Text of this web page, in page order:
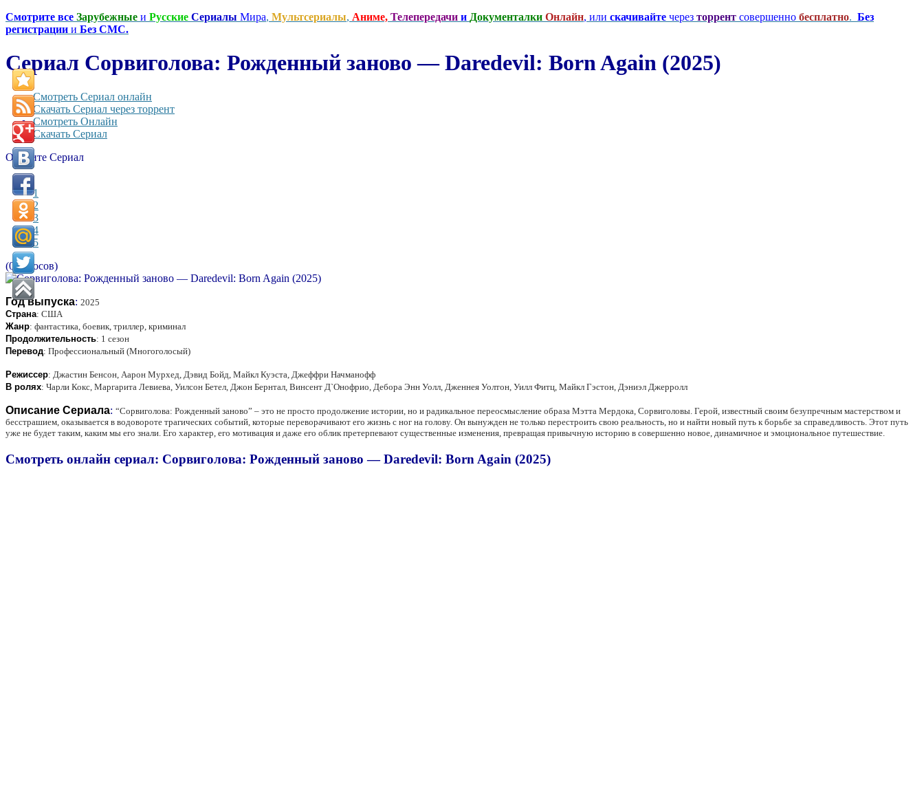
Смотрите все Зарубежные и Русские Сериалы Мира, Мультсериалы, Аниме, Телепередачи и Документалки Онлайн, или скачивайте через торрент совершенно бесплатно. Без
регистрации и Без СМС.
Сериал Сорвиголова: Рожденный заново — Daredevil: Born Again (2025)
Смотреть Сериал онлайн
Скачать Сериал через торрент
Смотреть Онлайн
Скачать Сериал
Оцените Сериал
1
2
3
4
5
(0 голосов)
Год выпуска: 2025
Страна: США
Жанр: фантастика, боевик, триллер, криминал
Продолжительность: 1 сезон
Перевод: Профессиональный (Многоголосый)
Режиссер: Джастин Бенсон, Аарон Мурхед, Дэвид Бойд, Майкл Куэста, Джеффри Начманофф
В ролях: Чарли Кокс, Маргарита Левиева, Уилсон Бетел, Джон Бернтал, Винсент Д`Онофрио, Дебора Энн Уолл, Дженнея Уолтон, Уилл Фитц, Майкл Гэстон, Дэниэл Джерролл
Описание Сериала: “Сорвиголова: Рожденный заново” – это не просто продолжение истории, но и радикальное переосмысление образа Мэтта Мердока, Сорвиголовы. Герой, известный своим безупречным мастерством и
бесстрашием, оказывается в водовороте трагических событий, которые переворачивают его жизнь с ног на голову. Он вынужден не только перестроить свою реальность, но и найти новый путь к борьбе за справедливость. Этот путь
уже не будет таким, каким мы его знали. Его характер, его мотивация и даже его облик претерпевают существенные изменения, превращая привычную историю в совершенно новое, динамичное и эмоциональное путешествие.
Смотреть онлайн сериал: Сорвиголова: Рожденный заново — Daredevil: Born Again (2025)